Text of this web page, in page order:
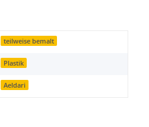
teilweise bemalt
Plastik
Aeldari